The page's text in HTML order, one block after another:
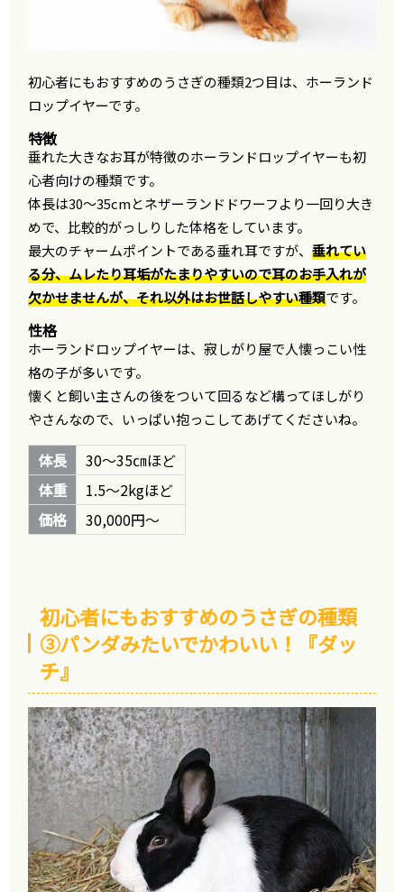
初心者にもおすすめのうさぎの種類2つ目は、ホーランド
ロップイヤーです。
特徴
垂れた大きなお耳が特徴のホーランドロップイヤーも初
心者向けの種類です。
体長は30～35cmとネザーランドドワーフより一回り大き
めで、比較的がっしりした体格をしています。
最大のチャームポイントである垂れ耳ですが、垂れてい
る分、ムレたり耳垢がたまりやすいので耳のお手入れが
欠かせませんが、それ以外はお世話しやすい種類です。
性格
ホーランドロップイヤーは、寂しがり屋で人懐っこい性
格の子が多いです。
懐くと飼い主さんの後をついて回るなど構ってほしがり
やさんなので、いっぱい抱っこしてあげてくださいね。
体長
30～35㎝ほど
体重
1.5～2kgほど
価格
30,000円～
初心者にもおすすめのうさぎの種類
③パンダみたいでかわいい！『ダッ
チ』